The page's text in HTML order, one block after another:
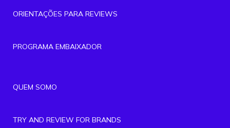
ORIENTAÇÕES PARA REVIEWS
PROGRAMA EMBAIXADOR
QUEM SOMO
TRY AND REVIEW FOR BRANDS